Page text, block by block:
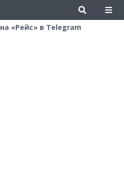
на «Рейс» в Telegram